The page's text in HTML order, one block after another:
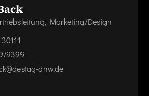
Marketing/Design
dnw.de